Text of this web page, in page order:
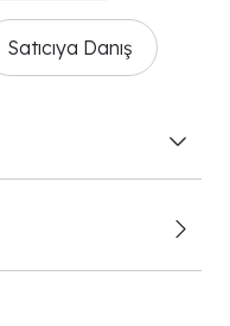
Satıcıya Danış